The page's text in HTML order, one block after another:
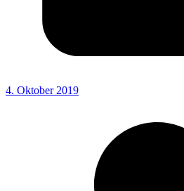
4. Oktober 2019